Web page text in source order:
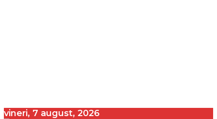
vineri, 7 august, 2026